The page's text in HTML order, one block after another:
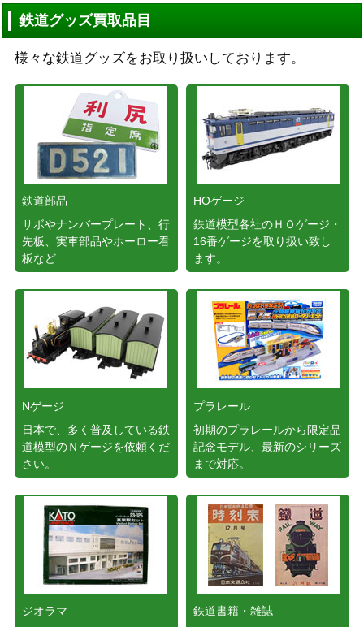
鉄道グッズ買取品目
様々な鉄道グッズをお取り扱いしております。
鉄道部品
サボやナンバープレート、行
先板、実車部品やホーロー看
板など
HOゲージ
鉄道模型各社のＨＯゲージ・
16番ゲージを取り扱い致し
ます。
Nゲージ
日本で、多く普及している鉄
道模型のＮゲージを依頼くだ
さい。
プラレール
初期のプラレールから限定品
記念モデル、最新のシリーズ
まで対応。
ジオラマ
鉄道書籍・雑誌